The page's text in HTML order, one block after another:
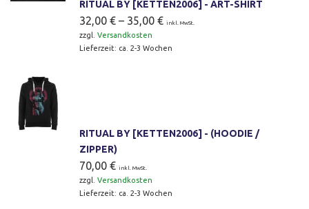
RITUAL BY [KETTEN2006] - ART-SHIRT
32,00 € – 35,00 € inkl. MwSt.
zzgl. Versandkosten
Lieferzeit: ca. 2-3 Wochen
RITUAL BY [KETTEN2006] - (HOODIE /
ZIPPER)
70,00 € inkl. MwSt.
zzgl. Versandkosten
Lieferzeit: ca. 2-3 Wochen